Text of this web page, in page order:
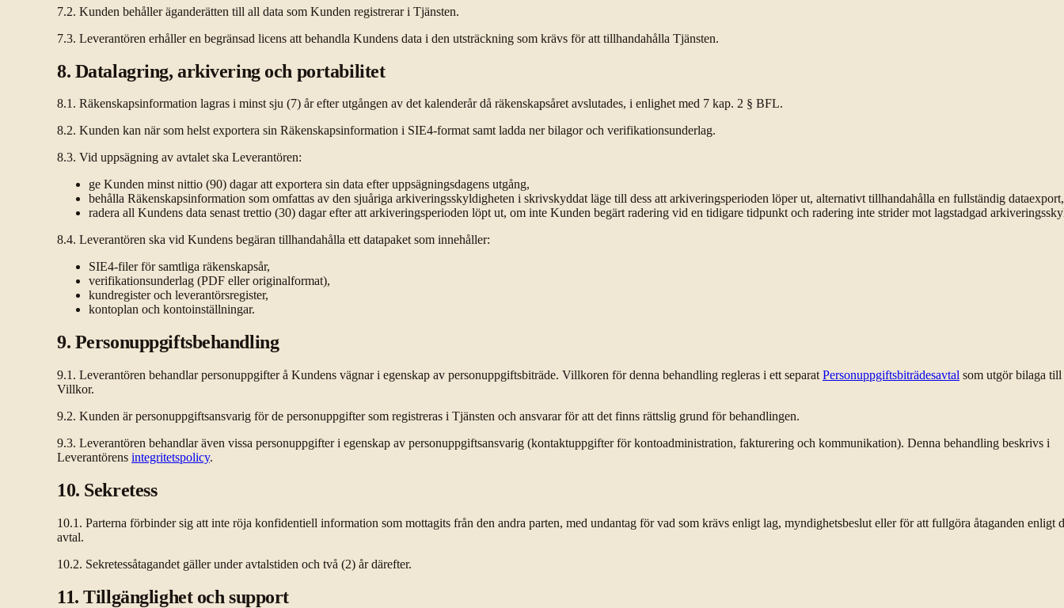
7.2. Kunden behåller äganderätten till all data som Kunden registrerar i Tjänsten.
7.3. Leverantören erhåller en begränsad licens att behandla Kundens data i den utsträckning som krävs för att tillhandahålla Tjänsten.
8. Datalagring, arkivering och portabilitet
8.1. Räkenskapsinformation lagras i minst sju (7) år efter utgången av det kalenderår då räkenskapsåret avslutades, i enlighet med 7 kap. 2 § BFL.
8.2. Kunden kan när som helst exportera sin Räkenskapsinformation i SIE4-format samt ladda ner bilagor och verifikationsunderlag.
8.3. Vid uppsägning av avtalet ska Leverantören:
ge Kunden minst nittio (90) dagar att exportera sin data efter uppsägningsdagens utgång,
behålla Räkenskapsinformation som omfattas av den sjuåriga arkiveringsskyldigheten i skrivskyddat läge till dess att arkiveringsperioden löper ut, alternativt tillhandahålla en fullständig dataexport,
radera all Kundens data senast trettio (30) dagar efter att arkiveringsperioden löpt ut, om inte Kunden begärt radering vid en tidigare tidpunkt och radering inte strider mot lagstadgad
8.4. Leverantören ska vid Kundens begäran tillhandahålla ett datapaket som innehåller:
SIE4-filer för samtliga räkenskapsår,
verifikationsunderlag (PDF eller originalformat),
kundregister och leverantörsregister,
kontoplan och kontoinställningar.
9. Personuppgiftsbehandling
9.1. Leverantören behandlar personuppgifter å Kundens vägnar i egenskap av personuppgiftsbiträde. Villkoren för denna behandling regleras i ett separat Personuppgiftsbiträdesavtal som utgör bilaga till
Villkor.
9.2. Kunden är personuppgiftsansvarig för de personuppgifter som registreras i Tjänsten och ansvarar för att det finns rättslig grund för behandlingen.
9.3. Leverantören behandlar även vissa personuppgifter i egenskap av personuppgiftsansvarig (kontaktuppgifter för kontoadministration, fakturering och kommunikation). Denna behandling beskrivs i
Leverantörens integritetspolicy.
10. Sekretess
10.1. Parterna förbinder sig att inte röja konfidentiell information som mottagits från den andra parten, med undantag för vad som krävs enligt lag, myndighetsbeslut eller för att fullgöra åtaganden enligt
avtal.
10.2. Sekretessåtagandet gäller under avtalstiden och två (2) år därefter.
11. Tillgänglighet och support